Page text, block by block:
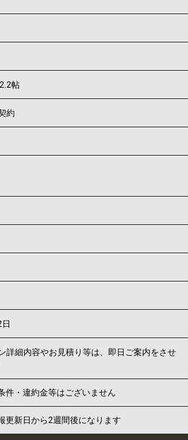
帖
約
詳細内容やお見積り等は、即日ご案内をさせ
・違約金等はございません
更新日から2週間後になります